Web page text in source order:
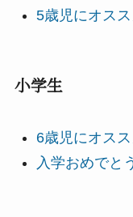
5歳児にオス
小学生
6歳児にオス
入学おめでと